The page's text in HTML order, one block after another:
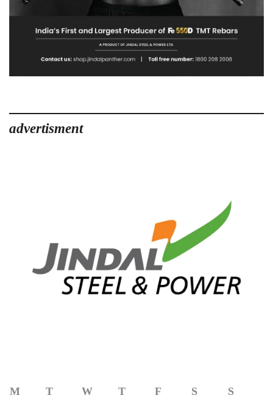
advertisment
M T W T F S
S